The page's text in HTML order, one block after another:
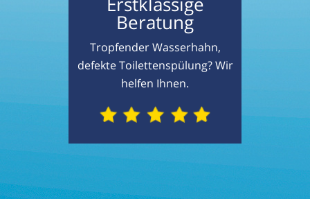
Beratung
Tropfender Wasserhahn,
defekte Toilettenspülung? Wir
helfen Ihnen.